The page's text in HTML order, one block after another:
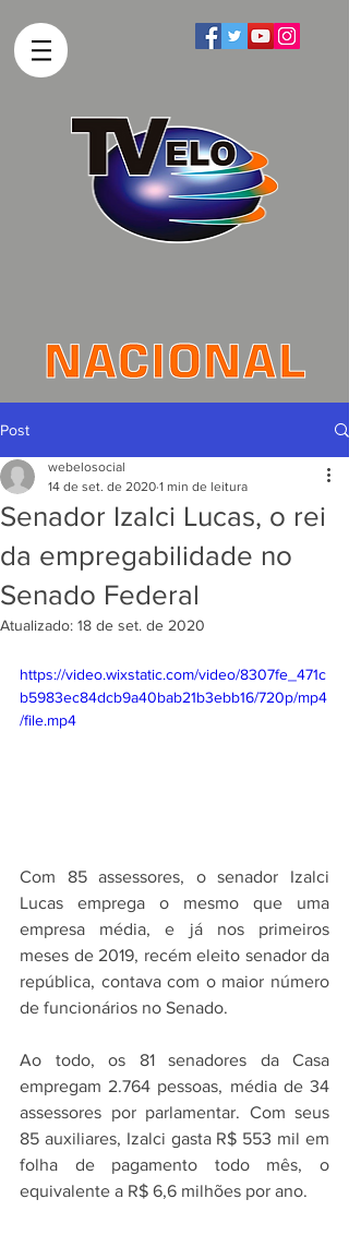
Post
Senador Izalci Lucas, o rei
da empregabilidade no
Senado Federal
webelosocial
14 de set. de 2020 1 min de leitura
Atualizado: 18 de set. de 2020
https://video.wixstatic.com/video/8307fe_471c
b5983ec84dcb9a40bab21b3ebb16/720p/mp4
/file.mp4
Com 85 assessores, o senador Izalci
Lucas emprega o mesmo que uma
empresa média, e já nos primeiros
meses de 2019, recém eleito senador da
república, contava com o maior número
de funcionários no Senado.
Ao todo, os 81 senadores da Casa
empregam 2.764 pessoas, média de 34
assessores por parlamentar. Com seus
85 auxiliares, Izalci gasta R$ 553 mil em
folha de pagamento todo mês, o
equivalente a R$ 6,6 milhões por ano.